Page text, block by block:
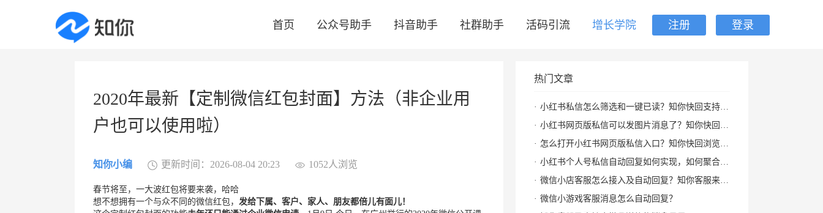
首页 公众号助手 抖音助手 社群助手 活码引流 增长学院 注册 登录
2020年最新【定制微信红包封面】方法（非企业用
户也可以使用啦）
知你小编 更新时间：2026-08-04 20:23 1052人浏览
春节将至，一大波红包将要来袭，哈哈
想不想拥有一个与众不同的微信红包， 发给下属、客户、家人、朋友都倍儿有面儿！
热门文章
小红书私信怎么筛选和一键已读？知你快回支持私聊群聊筛选、批量已读和图片回复
小红书网页版私信可以发图片消息了？知你快回插件支持多种形式图片发送和AI自动回复
怎么打开小红书网页版私信入口？知你快回浏览器插件帮你打开小红书私信AI回复及快捷回复
小红书个人号私信自动回复如何实现，如何聚合回复小红书私信及群消息？知你客服来解决
微信小店客服怎么接入及自动回复？知你客服来帮您
微信小游戏客服消息怎么自动回复？